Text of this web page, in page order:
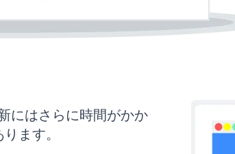
はさらに時間がかか
ます。